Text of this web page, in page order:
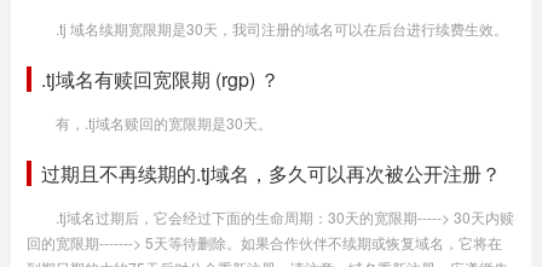
.tj 域名续期宽限期是30天，我司注册的域名可以在后台进行续费生效。
.tj域名有赎回宽限期 (rgp) ？
有，.tj域名赎回的宽限期是30天。
过期且不再续期的.tj域名，多久可以再次被公开注册？
.tj域名过期后，它会经过下面的生命周期：30天的宽限期-----> 30天内赎
回的宽限期-------> 5天等待删除。如果合作伙伴不续期或恢复域名，它将在